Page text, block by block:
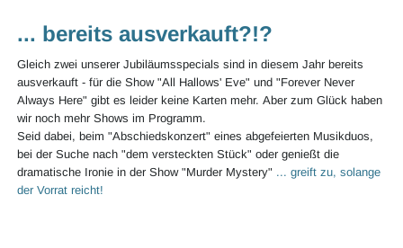
... bereits ausverkauft?!?
Gleich zwei unserer Jubiläumsspecials sind in diesem Jahr bereits
ausverkauft - für die Show "All Hallows' Eve" und "Forever Never
Always Here" gibt es leider keine Karten mehr. Aber zum Glück haben
wir noch mehr Shows im Programm.
Seid dabei, beim "Abschiedskonzert" eines abgefeierten Musikduos,
bei der Suche nach "dem versteckten Stück" oder genießt die
dramatische Ironie in der Show "Murder Mystery" ... greift zu, solange
der Vorrat reicht!